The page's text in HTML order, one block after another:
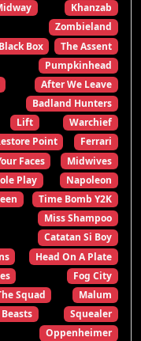
Khanzab
Zombieland
Black Box
The Assent
Pumpkinhead
After We Leave
Badland Hunters
Lift
Warchief
Point
Ferrari
Faces
Midwives
Play
Napoleon
Time Bomb Y2K
Miss Shampoo
Catatan Si Boy
Head On A Plate
Fog City
Squad
Malum
Squealer
Oppenheimer